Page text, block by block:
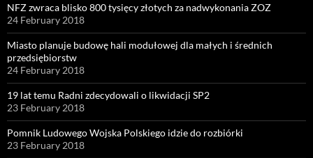
NFZ zwraca blisko 800 tysięcy złotych za nadwykonania ZOZ
24 February 2018
Miasto planuje budowę hali modułowej dla małych i średnich
przedsiębiorstw
24 February 2018
19 lat temu Radni zdecydowali o likwidacji SP2
23 February 2018
Pomnik Ludowego Wojska Polskiego idzie do rozbiórki
23 February 2018